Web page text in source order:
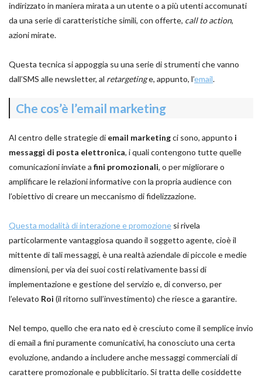
indirizzato in maniera mirata a un utente o a più utenti accomunati
da una serie di caratteristiche simili, con offerte, call to action,
azioni mirate.
Questa tecnica si appoggia su una serie di strumenti che vanno
dall’SMS alle newsletter, al retargetinge, appunto, l’email.
Che cos’è l’email marketing
Al centro delle strategie di email marketingci sono, appunto i
messaggi di posta elettronica, i quali contengono tutte quelle
comunicazioni inviate a fini promozionali, o per migliorare o
amplificare le relazioni informative con la propria audience con
l’obiettivo di creare un meccanismo di fidelizzazione.
Questa modalità di interazione e promozione si rivela
particolarmente vantaggiosa quando il soggetto agente, cioè il
mittente di tali messaggi, è una realtà aziendale di piccole e medie
dimensioni, per via dei suoi costi relativamente bassi di
implementazione e gestione del servizio e, di converso, per
l’elevato Roi (il ritorno sull’investimento) che riesce a garantire.
Nel tempo, quello che era nato ed è cresciuto come il semplice invio
di email a fini puramente comunicativi, ha conosciuto una certa
evoluzione, andando a includere anche messaggi commerciali di
carattere promozionale e pubblicitario. Si tratta delle cosiddette